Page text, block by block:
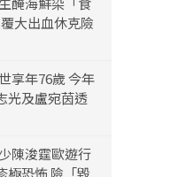
大出血休克險
享年76歲 今年
光及盧宛茵透
陳浚霆歐遊行
極恐怖 險「毀